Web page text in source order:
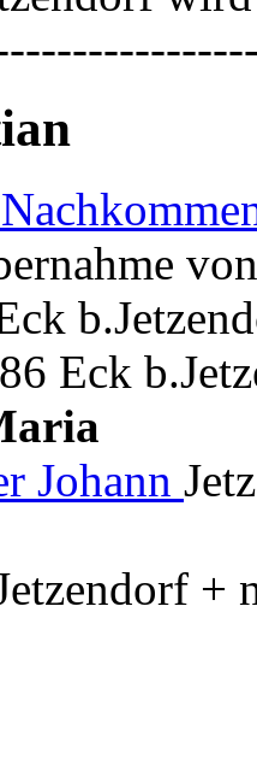
Eck
Johann
+